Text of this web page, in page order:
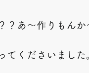
あ～作りもん
てくださいました